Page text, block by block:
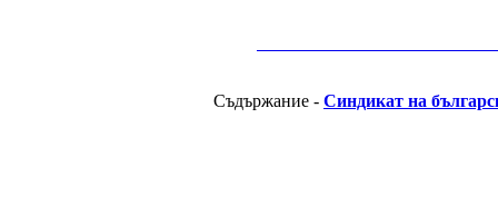
Съдържание - Синдикат на